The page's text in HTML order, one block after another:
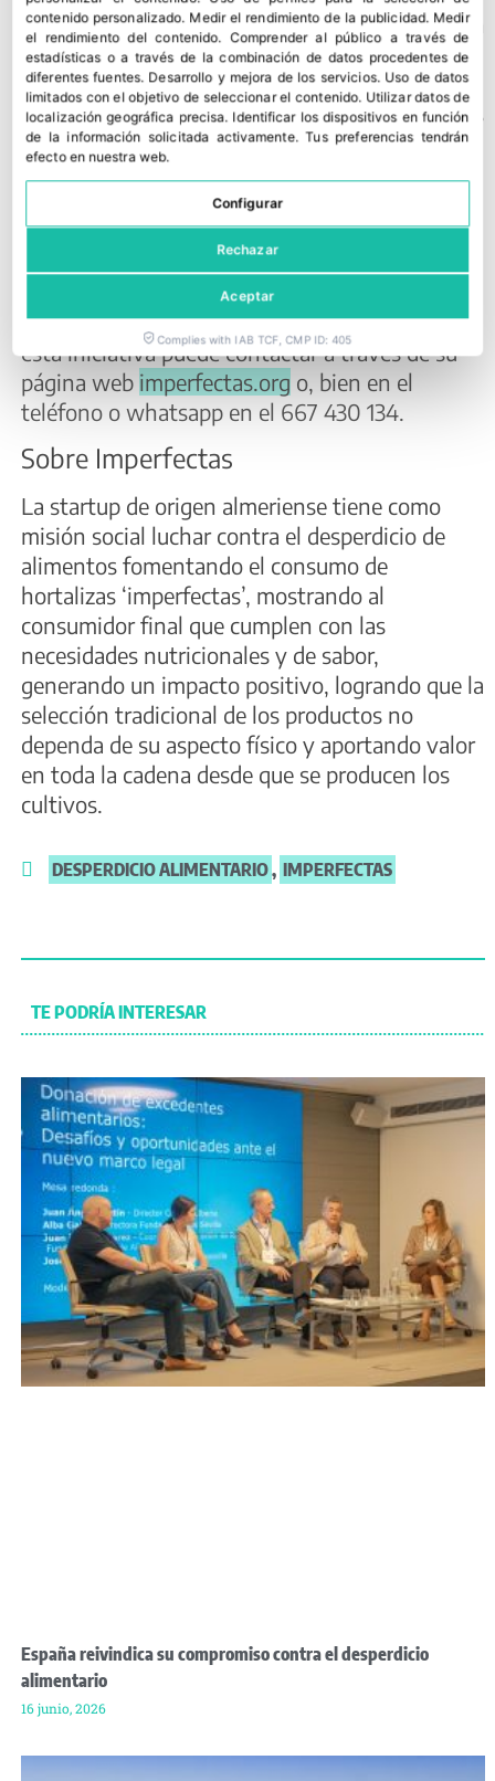
facilita la introducción de nuevos productos con
un menor esfuerzo comercial y, además, cuenta
con un respaldo publicitario y de marketing.
“Estamos trabajando con empresas productoras
de tropicales, cítricos, uva o fruta de hueso,
ver cada vez más producto envasado en la
marca Imperfectas®, ganando posicionamiento
y comunicando con total transparencia al
consumidor final que es lo que está
comprando”. Todo el que esté interesado en
esta iniciativa puede contactar a través de su
página web imperfectas.org o, bien en el
teléfono o whatsapp en el 667 430 134.
Sobre Imperfectas
La startup de origen almeriense tiene como
misión social luchar contra el desperdicio de
alimentos fomentando el consumo de
hortalizas ‘imperfectas’, mostrando al
consumidor final que cumplen con las
necesidades nutricionales y de sabor,
generando un impacto positivo, logrando que la
selección tradicional de los productos no
dependa de su aspecto físico y aportando valor
en toda la cadena desde que se producen los
cultivos.
DESPERDICIO ALIMENTARIO, IMPERFECTAS
TE PODRÍA INTERESAR
España reivindica su compromiso contra el desperdicio
alimentario
16 junio, 2026
contenido personalizado. Medir el rendimiento de la publicidad. Medir
el rendimiento del contenido.Comprender al público a través de
estadísticas o a través de la combinación de datos procedentes de
diferentes fuentes. Desarrollo y mejora de los servicios. Uso de datos
limitados con el objetivo de seleccionar el contenido. Utilizar datos de
localización geográfica precisa. Identificar los dispositivos en función
de la información solicitada activamente.Tus preferencias tendrán
efecto en nuestra web.
Configurar
Rechazar
Aceptar
Complies with IAB TCF, CMP ID: 405